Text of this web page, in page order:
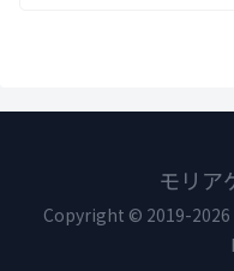
モリア
Copyright © 2019-2026